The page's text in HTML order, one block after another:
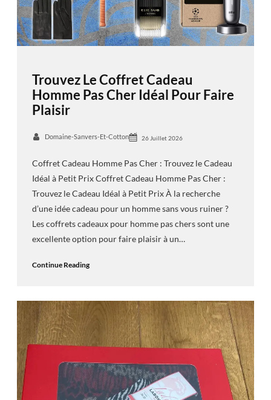
Trouvez Le Coffret Cadeau
Homme Pas Cher Idéal Pour Faire
Plaisir
Domaine-Sanvers-Et-Cotton 26 Juillet 2026
Coffret Cadeau Homme Pas Cher : Trouvez le Cadeau
Idéal à Petit Prix Coffret Cadeau Homme Pas Cher :
Trouvez le Cadeau Idéal à Petit Prix À la recherche
d’une idée cadeau pour un homme sans vous ruiner ?
Les coffrets cadeaux pour homme pas chers sont une
excellente option pour faire plaisir à un…
Continue Reading